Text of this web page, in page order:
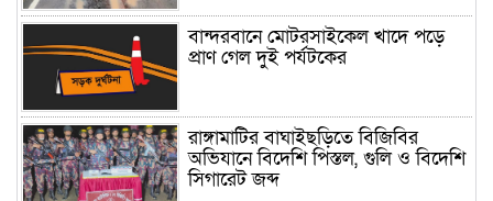
বান্দরবানে মোটরসাইকেল খাদে পড়ে
প্রাণ গেল দুই পর্যটকের
রাঙ্গামাটির বাঘাইছড়িতে বিজিবির
অভিযানে বিদেশি পিস্তল, গুলি ও বিদেশি
সিগারেট জব্দ